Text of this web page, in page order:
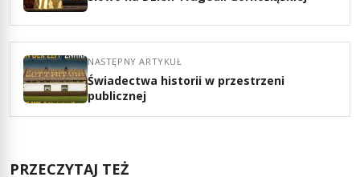
NASTĘPNY ARTYKUŁ
Świadectwa historii w przestrzeni
publicznej
PRZECZYTAJ TEŻ